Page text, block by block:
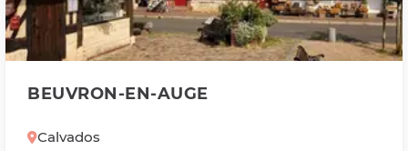
BEUVRON-EN-AUGE
Calvados